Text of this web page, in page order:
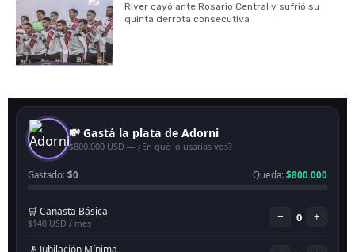
River cayó ante Rosario Central y sufrió su
quinta derrota consecutiva